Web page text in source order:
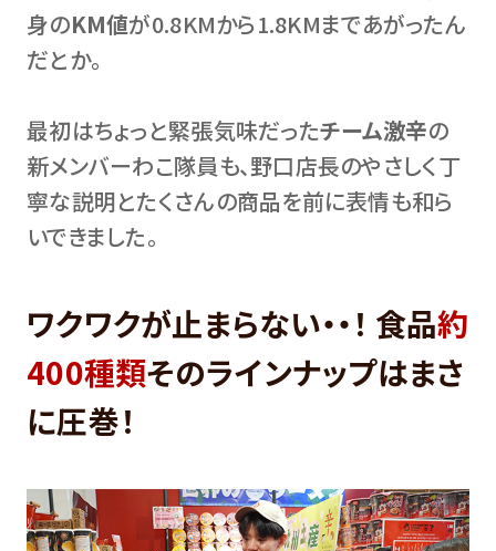
身のKM値が0.8KMから1.8KMまであがったん
だとか。
最初はちょっと緊張気味だったチーム激辛の
新メンバーわこ隊員も、野口店長のやさしく丁
寧な説明とたくさんの商品を前に表情も和ら
いできました。
ワクワクが止まらない・・！ 食品約
400種類そのラインナップはまさ
に圧巻！